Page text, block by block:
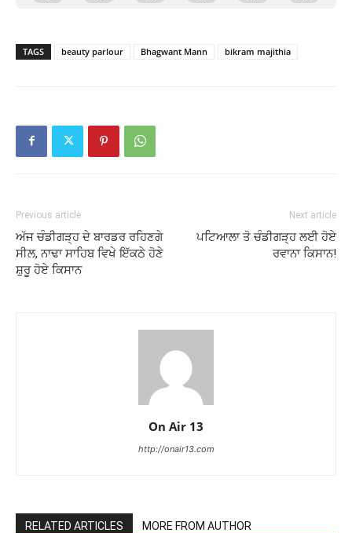
TAGS beauty parlour Bhagwant Mann bikram majithia
Previous article
ਅੱਜ ਚੰਡੀਗੜ੍ਹ ਦੇ ਬਾਰਡਰ ਰਹਿਣਗੇ
ਸੀਲ, ਨਾਢਾ ਸਾਹਿਬ ਵਿਖੇ ਇੱਕਠੇ ਹੋਣੇ
ਸ਼ੁਰੂ ਹੋਏ ਕਿਸਾਨ
Next article
ਪਟਿਆਲਾ ਤੋ ਚੰਡੀਗੜ੍ਹ ਲਈ ਹੋਏ
ਰਵਾਨਾ ਕਿਸਾਨ!
On Air 13
http://onair13.com
RELATED ARTICLES MORE FROM AUTHOR